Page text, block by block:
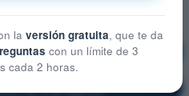
¡Entrenamiento!
la versión gratuita, que te da
con un límite de 3
cada 2 horas.